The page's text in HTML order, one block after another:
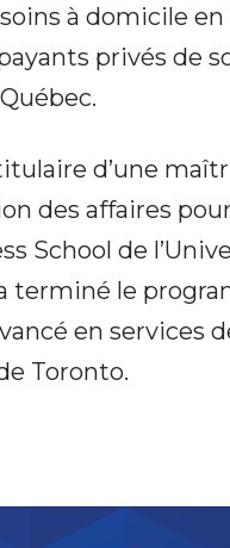
à domicile
privés de
d’une
des affaires
School de
terminé le
en services
Toronto.